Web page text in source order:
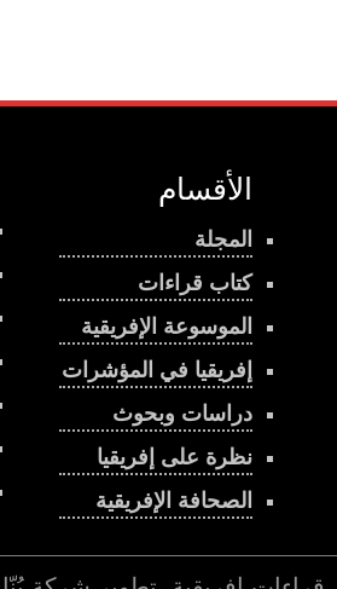
الأقسام
المجلة
كتاب قراءات
الموسوعة الإفريقية
إفريقيا في المؤشرات
دراسات وبحوث
نظرة على إفريقيا
الصحافة الإفريقية